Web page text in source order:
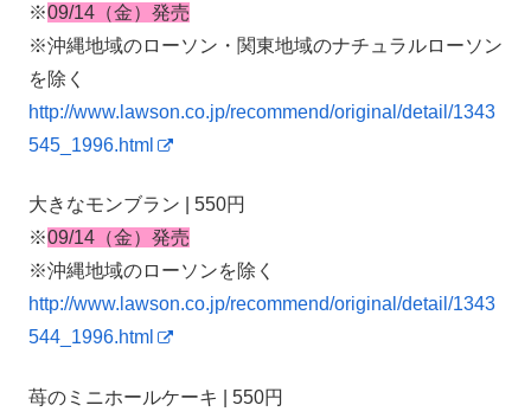
※09/14（金）発売
※沖縄地域のローソン・関東地域のナチュラルローソン
を除く
http://www.lawson.co.jp/recommend/original/detail/1343
545_1996.html
大きなモンブラン | 550円
※09/14（金）発売
※沖縄地域のローソンを除く
http://www.lawson.co.jp/recommend/original/detail/1343
544_1996.html
苺のミニホールケーキ | 550円